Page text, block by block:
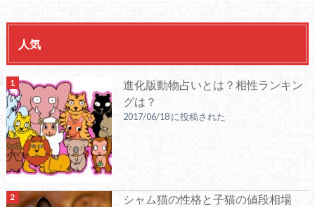
人気
進化版動物占いとは？相性ランキン
グは？
2017/06/18 に投稿された
シャム猫の性格と子猫の値段相場